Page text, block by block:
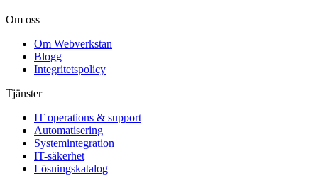
Om oss
Om Webverkstan
Blogg
Integritetspolicy
Tjänster
IT operations & support
Automatisering
Systemintegration
IT-säkerhet
Lösningskatalog